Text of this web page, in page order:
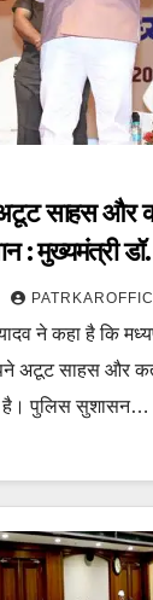
साहस और
: मुख्यमंत्री
ने कहा है कि
अटूट साहस और
है। पुलिस सुशासन…